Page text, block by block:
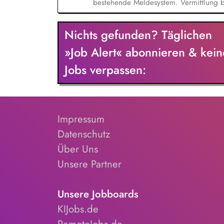
bestehende Meldesystem. Vermittlung
Klärungsprozessen. Konzeption und
Sensibilisierungsformaten. Mitwirkung
Verhaltenskodizes und dem
Beschwerdekultur innerhalb der
Nichts gefunden? Täglichen
»Job Alert« abonnieren &
Jobs verpassen:
Impressum
Datenschutz
Über Uns
Unsere Partner
Unsere Jobboards
KIJobs.de